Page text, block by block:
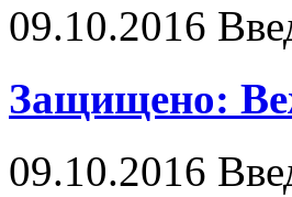
09.10.2016
Защищено:
09.10.2016